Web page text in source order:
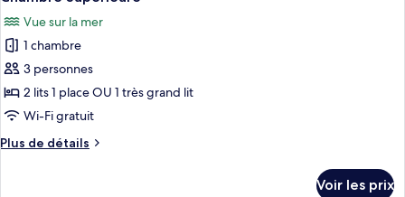
Chambre
Deluxe
toutes
les
photos
pour
ce
type
chambre :
Vue sur la mer
1 chambre
3 personnes
2 lits 1 place OU 1 très grand lit
Wi-Fi gratuit
Plus de détails
Plus
Voir les prix